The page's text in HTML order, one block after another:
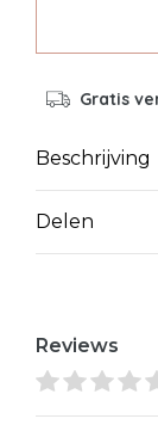
Gratis
Beschrijving
Delen
Reviews